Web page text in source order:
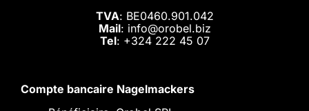
TVA: BE0460.901.042
Mail: info@orobel.biz
Tel: +324 222 45 07
Compte bancaire Nagelmackers